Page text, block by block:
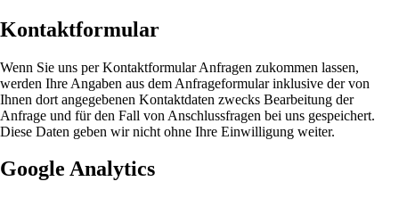
Kontaktformular
Wenn Sie uns per Kontaktformular Anfragen zukommen lassen,
werden Ihre Angaben aus dem Anfrageformular inklusive der von
Ihnen dort angegebenen Kontaktdaten zwecks Bearbeitung der
Anfrage und für den Fall von Anschlussfragen bei uns gespeichert.
Diese Daten geben wir nicht ohne Ihre Einwilligung weiter.
Google Analytics